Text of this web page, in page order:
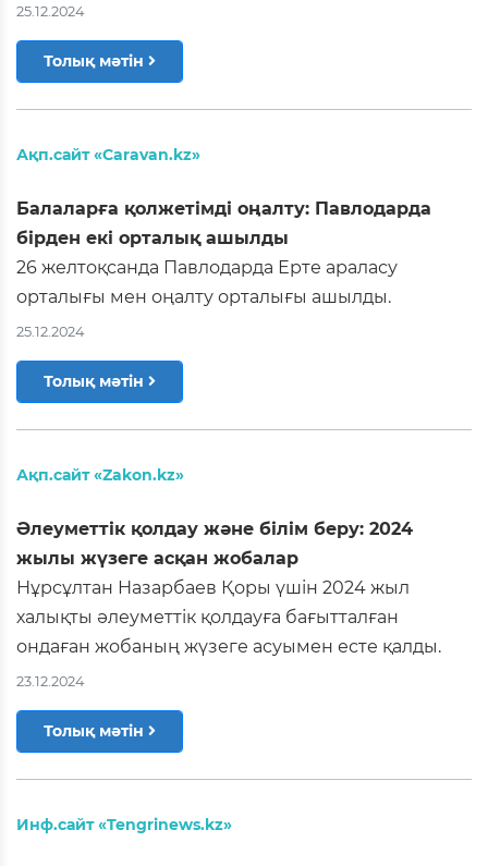
25.12.2024
Толық мәтін
Ақп.сайт «Caravan.kz»
Балаларға қолжетімді оңалту: Павлодарда
бірден екі орталық ашылды
26 желтоқсанда Павлодарда Ерте араласу
орталығы мен оңалту орталығы ашылды.
25.12.2024
Толық мәтін
Ақп.сайт «Zakon.kz»
Әлеуметтік қолдау және білім беру: 2024
жылы жүзеге асқан жобалар
Нұрсұлтан Назарбаев Қоры үшін 2024 жыл
халықты әлеуметтік қолдауға бағытталған
ондаған жобаның жүзеге асуымен есте қалды.
23.12.2024
Толық мәтін
Инф.сайт «Tengrinews.kz»